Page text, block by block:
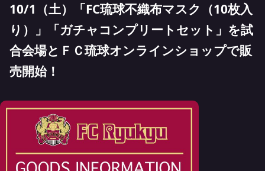
10/1（土）「FC琉球不織布マスク（10枚入
り）」「ガチャコンプリートセット」を試
合会場とＦＣ琉球オンラインショップで販
売開始！